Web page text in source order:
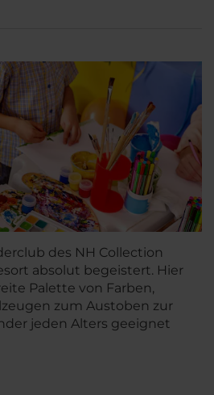
des NH Collection
absolut begeistert. Hier
Palette von Farben,
zum Austoben zur
jeden Alters geeignet